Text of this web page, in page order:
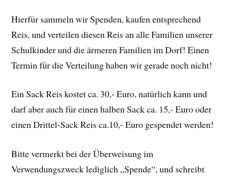
Hierfür sammeln wir Spenden, kaufen entsprechend
Reis, und verteilen diesen Reis an alle Familien unserer
Schulkinder und die ärmeren Familien im Dorf! Einen
Termin für die Verteilung haben wir gerade noch nicht!
Ein Sack Reis kostet ca. 30,- Euro, natürlich kann und
darf aber auch für einen halben Sack ca. 15,- Euro oder
einen Drittel-Sack Reis ca.10,- Euro gespendet werden!
Bitte vermerkt bei der Überweisung im
Verwendungszweck lediglich „Spende“, und schreibt